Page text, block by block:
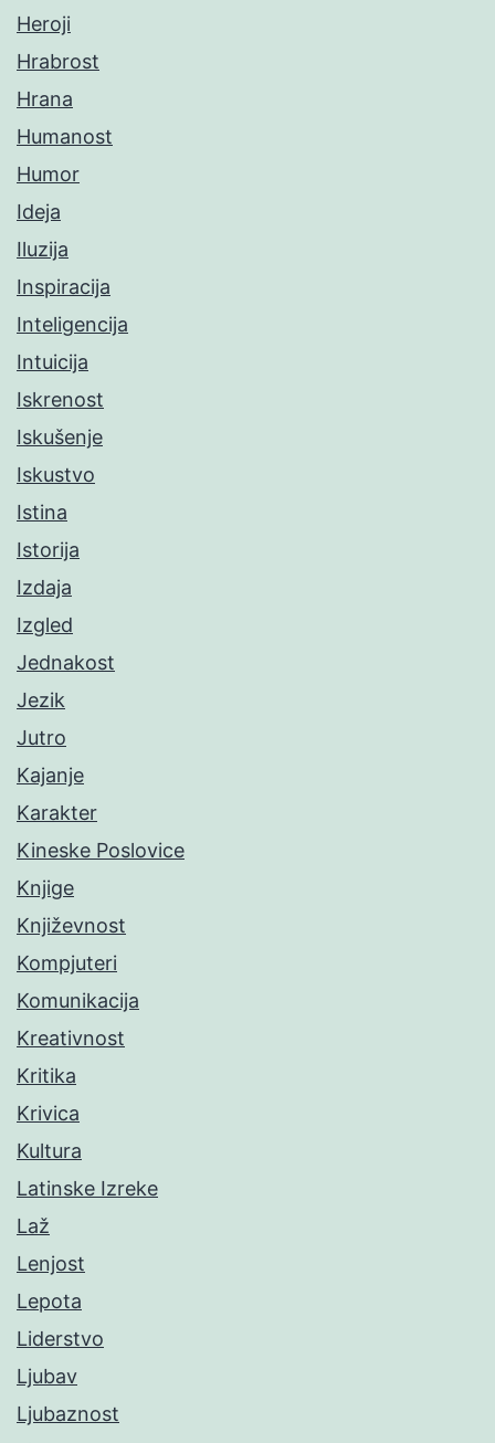
Heroji
Hrabrost
Hrana
Humanost
Humor
Ideja
Iluzija
Inspiracija
Inteligencija
Intuicija
Iskrenost
Iskušenje
Iskustvo
Istina
Istorija
Izdaja
Izgled
Jednakost
Jezik
Jutro
Kajanje
Karakter
Kineske Poslovice
Knjige
Književnost
Kompjuteri
Komunikacija
Kreativnost
Kritika
Krivica
Kultura
Latinske Izreke
Laž
Lenjost
Lepota
Liderstvo
Ljubav
Ljubaznost